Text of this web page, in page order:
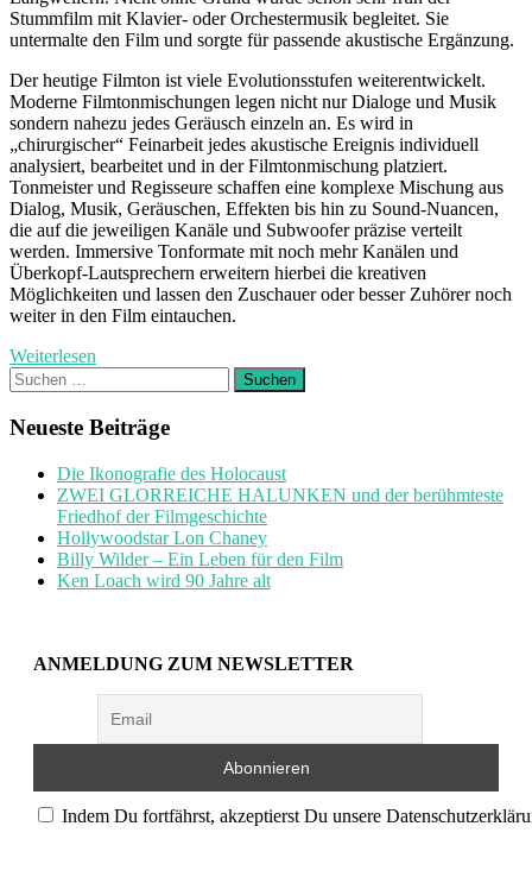
Stummfilm mit Klavier- oder Orchestermusik begleitet. Sie
untermalte den Film und sorgte für passende akustische Ergänzung.
Der heutige Filmton ist viele Evolutionsstufen weiterentwickelt.
Moderne Filmtonmischungen legen nicht nur Dialoge und Musik
sondern nahezu jedes Geräusch einzeln an. Es wird in
„chirurgischer“ Feinarbeit jedes akustische Ereignis individuell
analysiert, bearbeitet und in der Filmtonmischung platziert.
Tonmeister und Regisseure schaffen eine komplexe Mischung aus
Dialog, Musik, Geräuschen, Effekten bis hin zu Sound-Nuancen,
die auf die jeweiligen Kanäle und Subwoofer präzise verteilt
werden. Immersive Tonformate mit noch mehr Kanälen und
Überkopf-Lautsprechern erweitern hierbei die kreativen
Möglichkeiten und lassen den Zuschauer oder besser Zuhörer noch
weiter in den Film eintauchen.
Weiterlesen
Suchen
nach:
Neueste Beiträge
Die Ikonografie des Holocaust
ZWEI GLORREICHE HALUNKEN und der berühmteste
Friedhof der Filmgeschichte
Hollywoodstar Lon Chaney
Billy Wilder – Ein Leben für den Film
Ken Loach wird 90 Jahre alt
ANMELDUNG ZUM NEWSLETTER
Indem Du fortfährst, akzeptierst Du unsere